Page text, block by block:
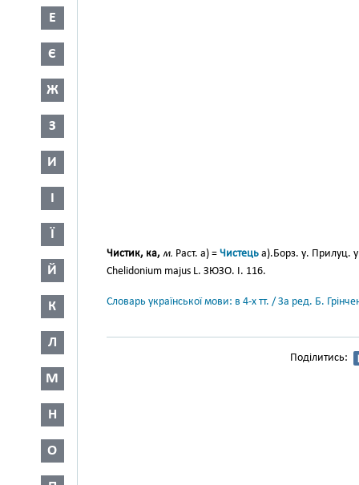
Е
Є
Ж
З
И
І
Ї
Й
К
Л
М
Н
О
Чистик, ка, м. Раст. а) = Чистець а).Борз. у. Прилуц.
Chelidonium majus L. ЗЮЗО. І. 116.
Словарь української мови: в 4-х тт. / За ред. Б.
Поділитись: